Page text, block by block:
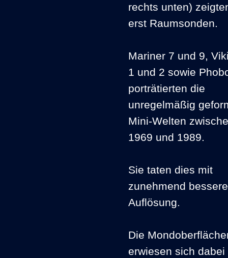
rechts unten)
erst Raumsonden.
Mariner 7 und 9,
1 und 2 sowie
porträtierten die
unregelmäßig
Mini-Welten
1969 und 1989.
Sie taten dies mit
zunehmend
Auflösung.
Die
erwiesen sich dabei